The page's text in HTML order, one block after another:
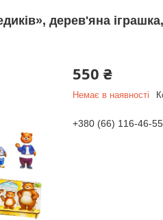
дерев'яна
550 ₴
Немає в наявності
+380 (66) 116-46-55